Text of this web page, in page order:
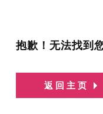
抱歉！无法找到
返回主页